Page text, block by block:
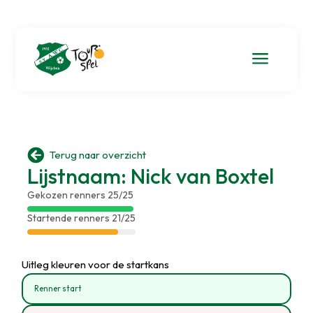
a
 Terug naar overzicht
Lijstnaam: Nick van Boxtel
Gekozen renners 25/25
Startende renners 21/25
Uitleg kleuren voor de startkans
Renner start